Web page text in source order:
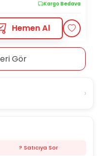
Kargo Bedava
Hemen Al
Gör
›
? Satıcıya Sor